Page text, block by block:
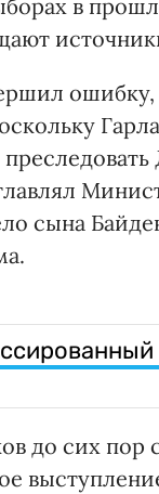
в
ошибку,
сына
до сих пор